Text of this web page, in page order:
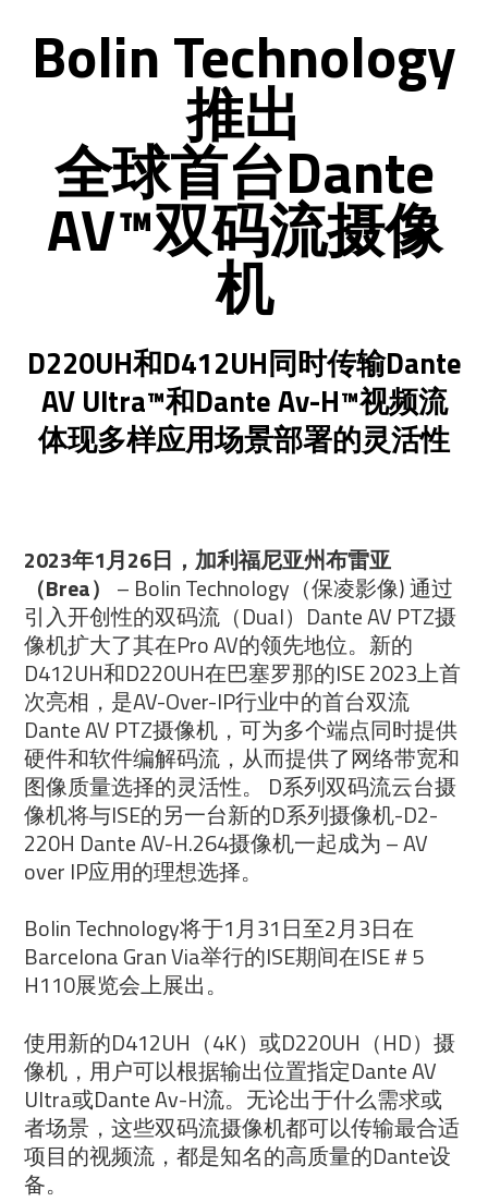
Bolin Technology
推出
全球首台Dante
AV™双码流摄像
机
D220UH和D412UH同时传输Dante
AV Ultra™和Dante Av-H™视频流
体现多样应用场景部署的灵活性
2023年1月26日，加利福尼亚州布雷亚
（Brea） – Bolin Technology（保凌影像) 通过
引入开创性的双码流（Dual）Dante AV PTZ摄
像机扩大了其在Pro AV的领先地位。新的
D412UH和D220UH在巴塞罗那的ISE 2023上首
次亮相，是AV-Over-IP行业中的首台双流
Dante AV PTZ摄像机，可为多个端点同时提供
硬件和软件编解码流，从而提供了网络带宽和
图像质量选择的灵活性。 D系列双码流云台摄
像机将与ISE的另一台新的D系列摄像机-D2-
220H Dante AV-H.264摄像机一起成为 – AV
over IP应用的理想选择。
Bolin Technology将于1月31日至2月3日在
Barcelona Gran Via举行的ISE期间在ISE＃5
H110展览会上展出。
使用新的D412UH（4K）或D220UH（HD）摄
像机，用户可以根据输出位置指定Dante AV
Ultra或Dante Av-H流。无论出于什么需求或
者场景，这些双码流摄像机都可以传输最合适
项目的视频流，都是知名的高质量的Dante设
备。